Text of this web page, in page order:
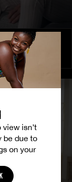
view isn’t
be due to
on your